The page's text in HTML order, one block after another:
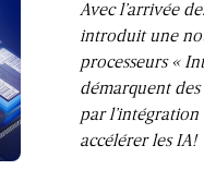
Avec l’arrivée
introduit une
processeurs «
démarquent des
par
accélérer les IA!